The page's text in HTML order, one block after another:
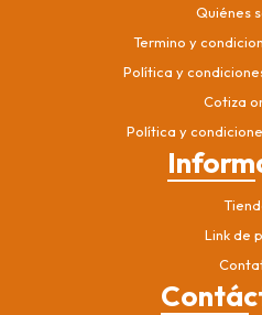
Quiénes
Termino y
Política y
Cotiza
Política y
Link de